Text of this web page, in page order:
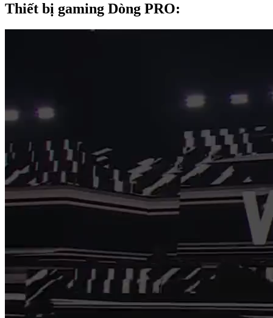
Thiết bị gaming Dòng PRO: